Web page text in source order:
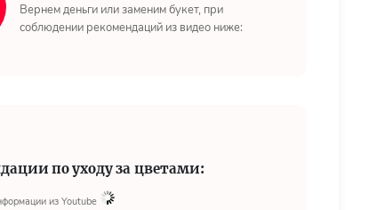
Вернем деньги или заменим букет, при
соблюдении рекомендаций из видео ниже:
по уходу за цветами:
из Youtube